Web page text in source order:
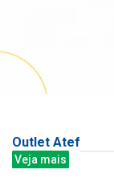
Outlet Atef
Veja mais